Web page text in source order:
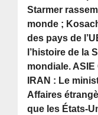
Starmer
monde ;
des pays de
l’histoire de la
mondiale. ASIE
IRAN : Le
Affaires
que les États-